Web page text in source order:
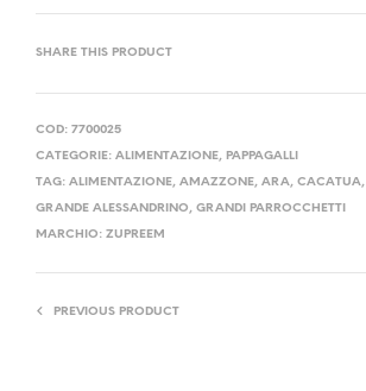
SHARE THIS PRODUCT
COD: 7700025
CATEGORIE: ALIMENTAZIONE, PAPPAGALLI
TAG: ALIMENTAZIONE, AMAZZONE, ARA, CACATUA,
GRANDE ALESSANDRINO, GRANDI PARROCCHETTI
MARCHIO: ZUPREEM
PREVIOUS PRODUCT